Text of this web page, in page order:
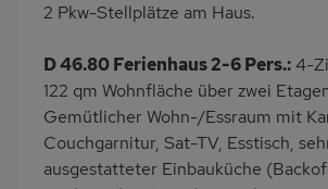
Kinderhochstuhl
verboten
Wb/WC
Internet
Terrassenmöbel
2 Pkw-Stellplätze am Haus.
D 46.80 Ferienhaus 2-6 Pers.:4-
122 qm Wohnfläche über zwei
Gemütlicher Wohn-/Essraum mit
Couchgarnitur, Sat-TV, Esstisch,
ausgestatteter Einbauküche